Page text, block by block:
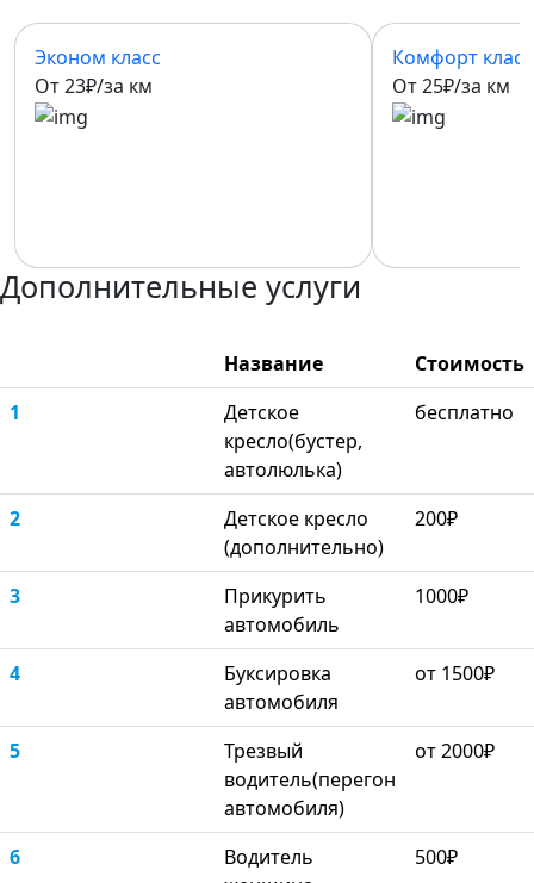
Эконом класс
От 23₽/за км
Комфорт класс
От 25₽/за км
Дополнительные услуги
Название
Стоимость
1
Детское
кресло(бустер,
автолюлька)
бесплатно
2
Детское кресло
(дополнительно)
200₽
3
Прикурить
автомобиль
1000₽
4
Буксировка
автомобиля
от 1500₽
5
Трезвый
водитель(перегон
автомобиля)
от 2000₽
6
Водитель
500₽